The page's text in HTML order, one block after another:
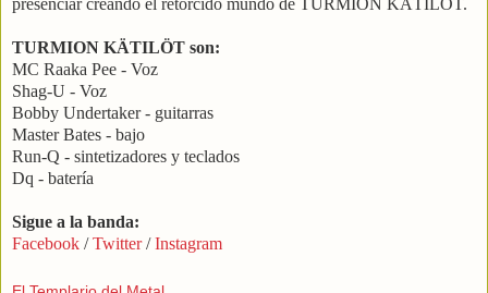
presenciar creando el retorcido mundo de TURMION KÄTILÖT.
TURMION KÄTILÖT son:
MC Raaka Pee - Voz
Shag-U - Voz
Bobby Undertaker - guitarras
Master Bates - bajo
Run-Q - sintetizadores y teclados
Dq - batería
Sigue a la banda:
Facebook /Twitter/Instagram